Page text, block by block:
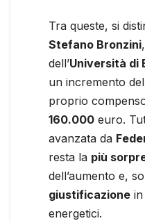
Tra queste, si
Stefano Bronzini
dell’Università di
un incremento del
proprio
160.000 euro.
avanzata da
resta la più
dell’aumento e,
giustificazione
energetici.